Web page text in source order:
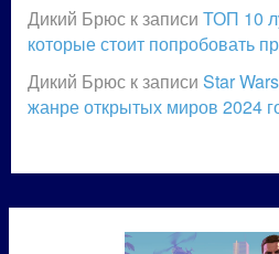
Дикий Брюс к записи ТОП 10
которые стоит попробовать
Дикий Брюс к записи Star
жанре открытых миров 2024